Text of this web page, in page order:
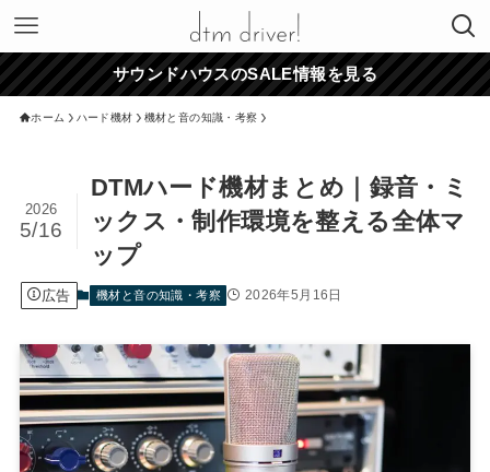
サウンドハウスのSALE情報を見る
ホーム ハード機材 機材と音の知識・考察
DTMハード機材まとめ｜録音・ミ
ックス・制作環境を整える全体マ
ップ
2026
5/16
広告 機材と音の知識・考察 2026年5月16日